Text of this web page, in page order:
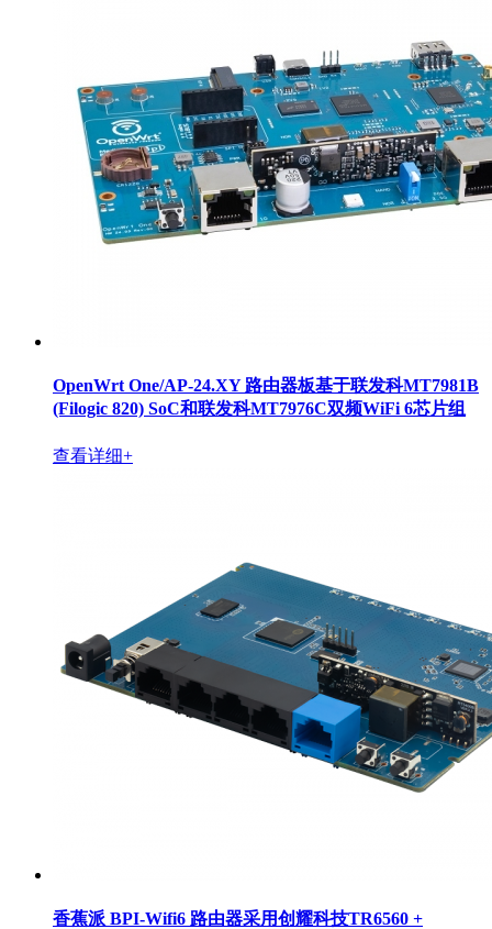
OpenWrt One/AP-24.XY 路由器板基于联发科MT7981B
(Filogic 820) SoC和联发科MT7976C双频WiFi 6芯片组
查看详细+
香蕉派 BPI-Wifi6 路由器采用创耀科技TR6560 +